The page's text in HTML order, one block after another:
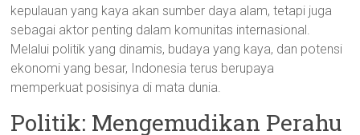
kepulauan yang kaya akan sumber daya alam, tetapi juga
sebagai aktor penting dalam komunitas internasional.
Melalui politik yang dinamis, budaya yang kaya, dan potensi
ekonomi yang besar, Indonesia terus berupaya
memperkuat posisinya di mata dunia.
Politik: Mengemudikan Perahu